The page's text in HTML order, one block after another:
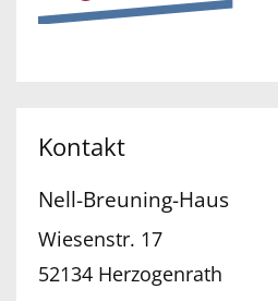
Kontakt
Nell-Breuning-Haus
Wiesenstr. 17
52134 Herzogenrath